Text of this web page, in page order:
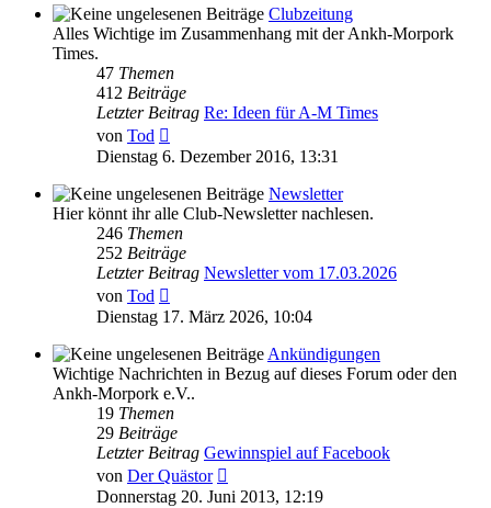
Clubzeitung
Alles Wichtige im Zusammenhang mit der Ankh-Morpork
Times.
47 Themen
412 Beiträge
Letzter Beitrag Re: Ideen für A-M Times
von Tod
Beitrag
Dienstag 6. Dezember 2016, 13:31
Newsletter
Hier könnt ihr alle Club-Newsletter nachlesen.
246 Themen
252 Beiträge
Letzter Beitrag Newsletter vom 17.03.2026
von Tod
Beitrag
Dienstag 17. März 2026, 10:04
Ankündigungen
Wichtige Nachrichten in Bezug auf dieses Forum oder den
Ankh-Morpork e.V..
19 Themen
29 Beiträge
Letzter Beitrag Gewinnspiel auf Facebook
von Der Quästor
Beitrag
Donnerstag 20. Juni 2013, 12:19